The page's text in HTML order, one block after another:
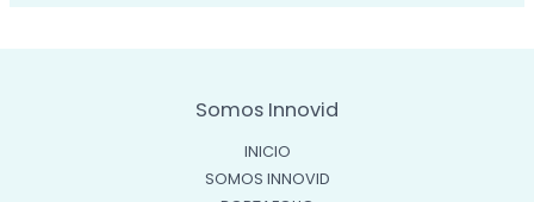
Somos Innovid
INICIO
SOMOS INNOVID